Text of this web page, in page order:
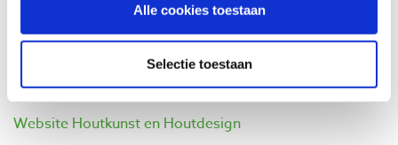
Alle cookies toestaan
Selectie toestaan
Telefoon: 0597531599
Adres: Hoofdweg 148
Plaats: Bellingwolde
Website Houtkunst en Houtdesign